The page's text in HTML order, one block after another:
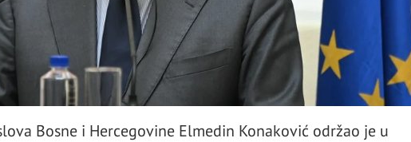
Bosne i Hercegovine Elmedin Konaković održao je u